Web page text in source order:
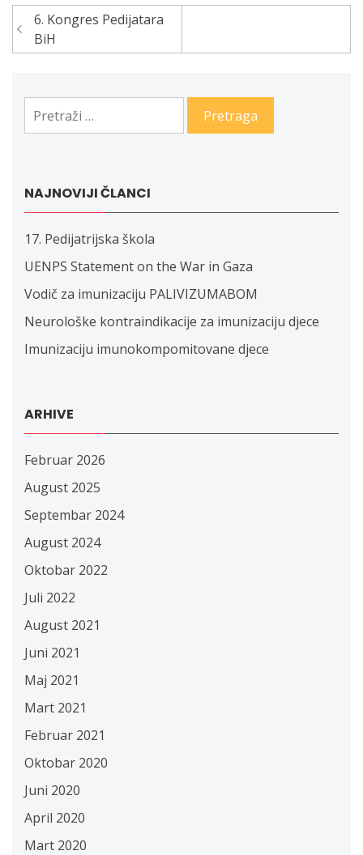
Navigacija
članaka
6. Kongres Pedijatara
BiH
Pretraga:
NAJNOVIJI ČLANCI
17. Pedijatrijska škola
UENPS Statement on the War in Gaza
Vodič za imunizaciju PALIVIZUMABOM
Neurološke kontraindikacije za imunizaciju djece
Imunizaciju imunokompomitovane djece
ARHIVE
Februar 2026
August 2025
Septembar 2024
August 2024
Oktobar 2022
Juli 2022
August 2021
Juni 2021
Maj 2021
Mart 2021
Februar 2021
Oktobar 2020
Juni 2020
April 2020
Mart 2020